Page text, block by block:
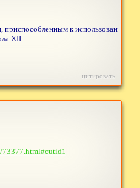
приспособленным к использован
XII.
цитировать